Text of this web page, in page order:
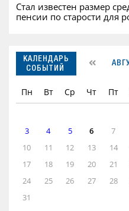
Стал известен размер
пенсии по старости для
КАЛЕНДАРЬ
СОБЫТИЙ
Пн Вт Ср Чт Пт
3
4 5 6 7
10
11 12 13 14
17
18 19 20 21
24
25 26 27 28
31